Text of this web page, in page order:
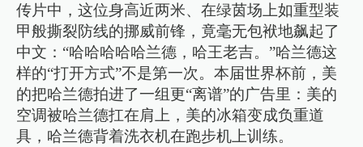
传片中，这位身高近两米、在绿茵场上如重型装
甲般撕裂防线的挪威前锋，竟毫无包袱地飙起了
中文：“哈哈哈哈哈兰德，哈王老吉。”哈兰德这
样的“打开方式”不是第一次。本届世界杯前，美
的把哈兰德拍进了一组更“离谱”的广告里：美的
空调被哈兰德扛在肩上，美的冰箱变成负重道
具，哈兰德背着洗衣机在跑步机上训练。